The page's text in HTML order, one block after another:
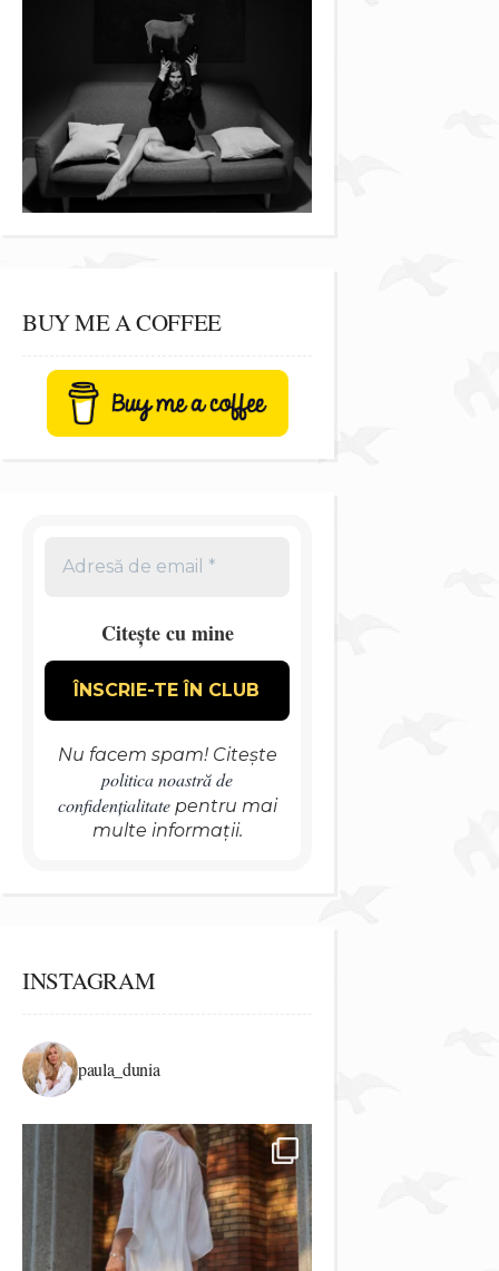
BUY ME A COFFEE
Citește cu mine
Nu facem spam! Citește
politica noastră de
confidențialitatepentru mai
multe informații.
INSTAGRAM
paula_dunia